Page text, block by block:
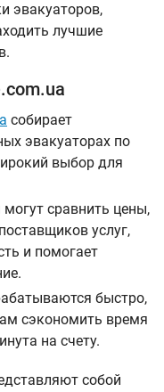
эвакуаторов,
лучшие
собирает
эвакуаторах по
выбор для
могут сравнить цены,
услуг,
и помогает
быстро,
сэкономить время
на счету.
собой